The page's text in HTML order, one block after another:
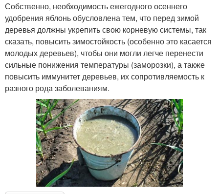
Собственно, необходимость ежегодного осеннего
удобрения яблонь обусловлена тем, что перед зимой
деревья должны укрепить свою корневую системы, так
сказать, повысить зимостойкость (особенно это касается
молодых деревьев), чтобы они могли легче перенести
сильные понижения температуры (заморозки), а также
повысить иммунитет деревьев, их сопротивляемость к
разного рода заболеваниям.